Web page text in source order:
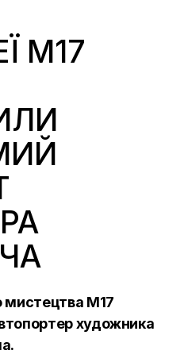
М17
мистецтва М17
художника